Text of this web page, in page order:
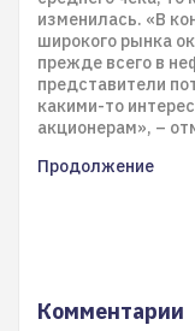
изменилась. «В
широкого рынка
прежде всего в
представители
какими-то
акционерам», –
Продолжение
Комментарии